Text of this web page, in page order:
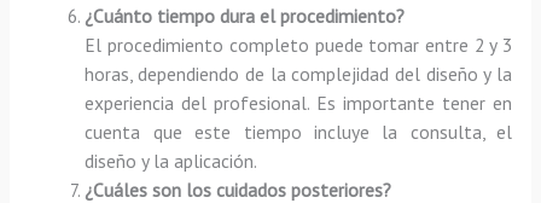
¿Cuánto tiempo dura el procedimiento?
El procedimiento completo puede tomar entre 2 y 3
horas, dependiendo de la complejidad del diseño y la
experiencia del profesional. Es importante tener en
cuenta que este tiempo incluye la consulta, el
diseño y la aplicación.
¿Cuáles son los cuidados posteriores?